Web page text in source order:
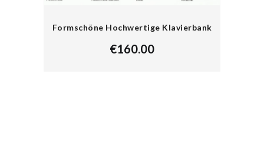
Formschöne Hochwertige Klavierbank
€160.00